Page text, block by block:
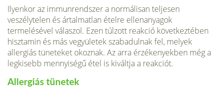
Ilyenkor az immunrendszer a normálisan teljesen
veszélytelen és ártalmatlan ételre ellenanyagok
termelésével válaszol. Ezen túlzott reakció következtében
hisztamin és más vegyületek szabadulnak fel, melyek
allergiás tüneteket okoz­nak. Az arra érzékenyekben még a
legkisebb mennyiségű étel is ki­váltja a reakciót.
Allergiás tünetek